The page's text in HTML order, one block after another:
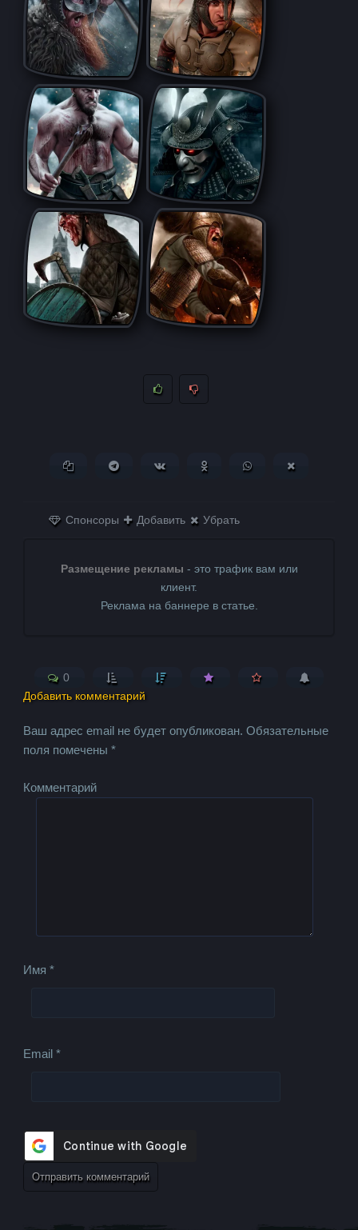
Копировать ссылкуПоделиться в Telegram
Поделиться ВКонтактеПоделиться в
Поделиться в
Спонсоры Добавить Убрать
Размещение рекламы - это трафик вам или
клиент.
Реклама на баннере в статье.
0
Добавить комментарий
Ваш адрес email не будет опубликован. Обязательные
поля помечены*
Комментарий
Имя*
Email*